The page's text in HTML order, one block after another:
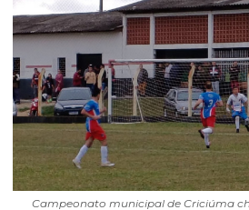
Campeonato municipal de Criciúma